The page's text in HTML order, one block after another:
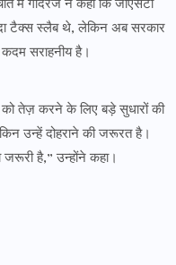
में गोदरेज ने कहा कि जीएसटी
टैक्स स्लैब थे, लेकिन अब सरकार
सराहनीय है।
तेज़ करने के लिए बड़े सुधारों की
उन्हें दोहराने की जरूरत है।
है,” उन्होंने कहा।